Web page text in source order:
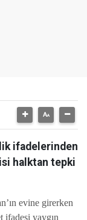
ifadelerinden
halktan tepki
evine girerken
ifadesi yaygın